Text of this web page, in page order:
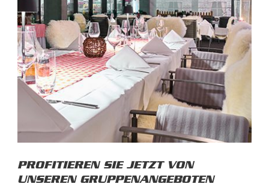
PROFITIEREN SIE JETZT VON
UNSEREN GRUPPENANGEBOTEN